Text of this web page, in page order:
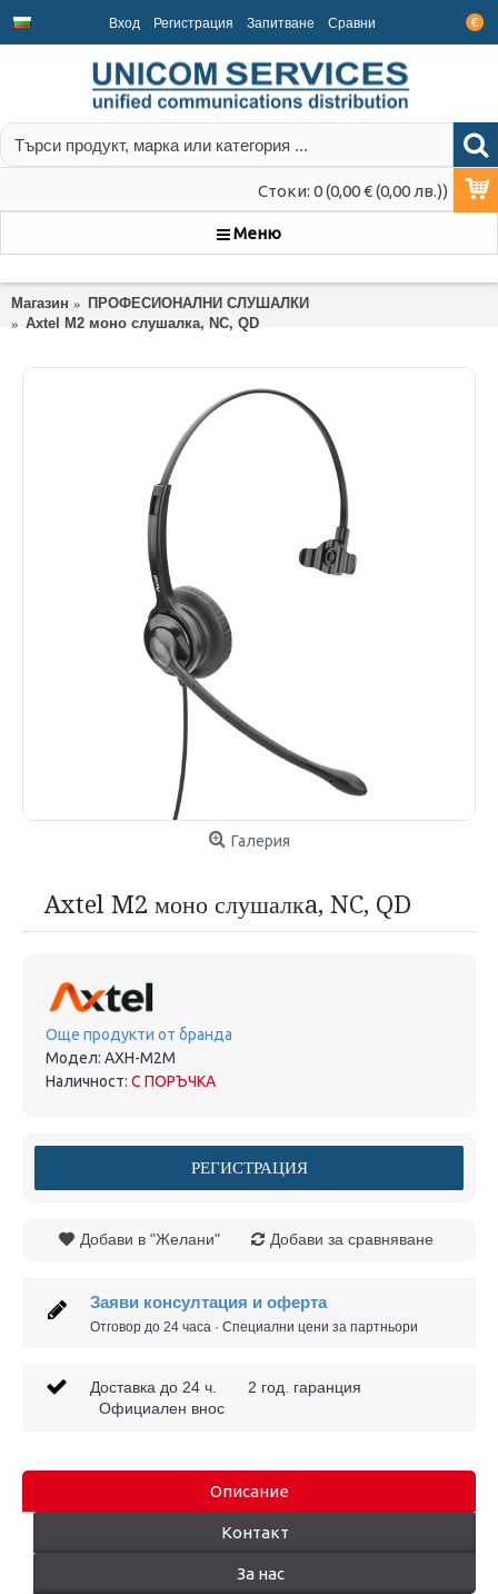
€
Вход Регистрация Запитване Срaвни
Стоки: 0 (0,00 € (0,00 лв.))
Меню
Магазин
ПРОФЕСИОНАЛНИ СЛУШАЛКИ
Axtel M2 моно слушалкa, NC, QD
Галерия
Axtel M2 моно слушалкa, NC, QD
Още продукти от бранда
Модел: AXH-M2M
Наличност: С ПОРЪЧКА
РЕГИСТРАЦИЯ
Добави в "Желани" Добави за сравняване
Заяви консултация и оферта
Отговор до 24 часа · Специални цени за партньори
Доставка до 24 ч. 2 год. гаранция
Официален внос
Описание
Контакт
За нас